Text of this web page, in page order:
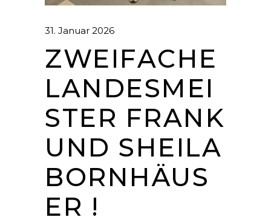
31. Januar 2026
ZWEIFACHE
LANDESMEI
STER FRANK
UND SHEILA
BORNHÄUS
ER !